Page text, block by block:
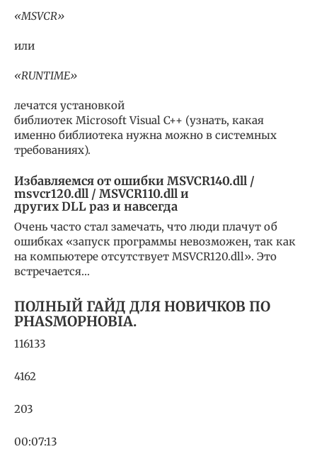
«MSVCR»
или
«RUNTIME»
лечатся установкой
библиотек Microsoft Visual C++ (узнать, какая
именно библиотека нужна можно в системных
требованиях).
Избавляемся от ошибки MSVCR140.dll /
msvcr120.dll / MSVCR110.dll и
других DLL раз и навсегда
Очень часто стал замечать, что люди плачут об
ошибках «запуск программы невозможен, так как
на компьютере отсутствует MSVCR120.dll». Это
встречается…
ПОЛНЫЙ ГАЙД ДЛЯ НОВИЧКОВ ПО
PHASMOPHOBIA.
116133
4162
203
00:07:13